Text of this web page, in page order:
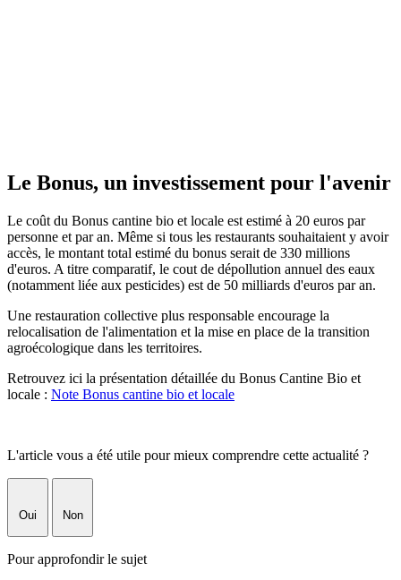
Le Bonus, un investissement pour l'avenir
Le coût du Bonus cantine bio et locale est estimé à 20 euros par
personne et par an. Même si tous les restaurants souhaitaient y avoir
accès, le montant total estimé du bonus serait de 330 millions
d'euros. A titre comparatif, le cout de dépollution annuel des eaux
(notamment liée aux pesticides) est de 50 milliards d'euros par an.
Une restauration collective plus responsable encourage la
relocalisation de l'alimentation et la mise en place de la transition
agroécologique dans les territoires.
Retrouvez ici la présentation détaillée du Bonus Cantine Bio et
locale : Note Bonus cantine bio et locale
L'article vous a été utile pour mieux comprendre cette actualité ?
Oui Non
Pour approfondir le sujet